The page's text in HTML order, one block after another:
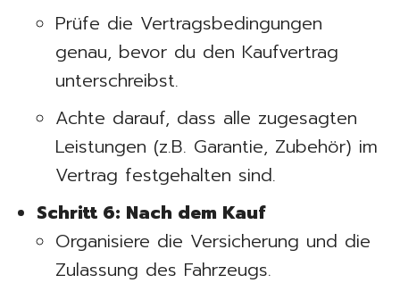
Prüfe die Vertragsbedingungen
genau, bevor du den Kaufvertrag
unterschreibst.
Achte darauf, dass alle zugesagten
Leistungen (z.B. Garantie, Zubehör) im
Vertrag festgehalten sind.
Schritt 6: Nach dem Kauf
Organisiere die Versicherung und die
Zulassung des Fahrzeugs.